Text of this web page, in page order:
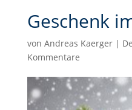
Geschenk
von Andreas Kaerger|
Kommentare